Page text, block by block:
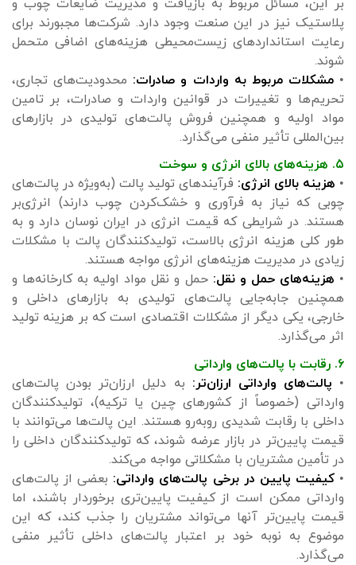
بر این، مسائل مربوط به بازیافت و مدیریت ضایعات چوب و
پلاستیک نیز در این صنعت وجود دارد. شرکت‌ها مجبورند برای
رعایت استانداردهای زیست‌محیطی هزینه‌های اضافی متحمل
شوند.
•مشکلات مربوط به واردات و صادرات: محدودیت‌های تجاری،
تحریم‌ها و تغییرات در قوانین واردات و صادرات، بر تامین
مواد اولیه و همچنین فروش پالت‌های تولیدی در بازارهای
بین‌المللی تأثیر منفی می‌گذارد.
۵. هزینه‌های بالای انرژی و سوخت
• هزینه بالای انرژی: فرآیندهای تولید پالت (به‌ویژه در پالت‌های
چوبی که نیاز به فرآوری و خشک‌کردن چوب دارند) انرژی‌بر
هستند. در شرایطی که قیمت انرژی در ایران نوسان دارد و به
طور کلی هزینه انرژی بالاست، تولیدکنندگان پالت با مشکلات
زیادی در مدیریت هزینه‌های انرژی مواجه هستند.
• هزینه‌های حمل و نقل: حمل و نقل مواد اولیه به کارخانه‌ها و
همچنین جابه‌جایی پالت‌های تولیدی به بازارهای داخلی و
خارجی، یکی دیگر از مشکلات اقتصادی است که بر هزینه تولید
اثر می‌گذارد.
۶. رقابت با پالت‌های وارداتی
• پالت‌های وارداتی ارزان‌تر: به دلیل ارزان‌تر بودن پالت‌های
وارداتی (خصوصاً از کشورهای چین یا ترکیه)، تولیدکنندگان
داخلی با رقابت شدیدی روبه‌رو هستند. این پالت‌ها می‌توانند با
قیمت پایین‌تر در بازار عرضه شوند، که تولیدکنندگان داخلی را
در تأمین مشتریان با مشکلاتی مواجه می‌کند.
•کیفیت پایین در برخی پالت‌های وارداتی: بعضی از پالت‌های
وارداتی ممکن است از کیفیت پایین‌تری برخوردار باشند، اما
قیمت پایین‌تر آنها می‌تواند مشتریان را جذب کند، که این
موضوع به نوبه خود بر اعتبار پالت‌های داخلی تأثیر منفی
می‌گذارد.